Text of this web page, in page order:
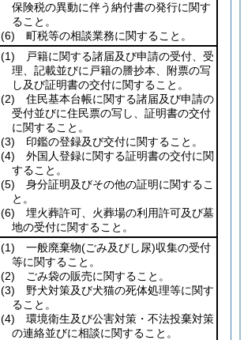
保険税の異動に伴う納付書の発行に関す
ること。
(6) 町税等の相談業務に関すること。
(1) 戸籍に関する諸届及び申請の受付、受
理、記載並びに戸籍の謄抄本、附票の写
し及び証明書の交付に関すること。
(2) 住民基本台帳に関する諸届及び申請の
受付並びに住民票の写し、証明書の交付
に関すること。
(3) 印鑑の登録及び交付に関すること。
(4) 外国人登録に関する証明書の交付に関
すること。
(5) 身分証明及びその他の証明に関するこ
と。
(6) 埋火葬許可、火葬場の利用許可及び墓
地の受付に関すること。
(1) 一般廃棄物(ごみ及びし尿)収集の受付
等に関すること。
(2) ごみ袋の販売に関すること。
(3) 野犬対策及び犬猫の死体処理等に関す
ること。
(4) 環境衛生及び公害対策・不法投棄対策
の連絡並びに相談に関すること。